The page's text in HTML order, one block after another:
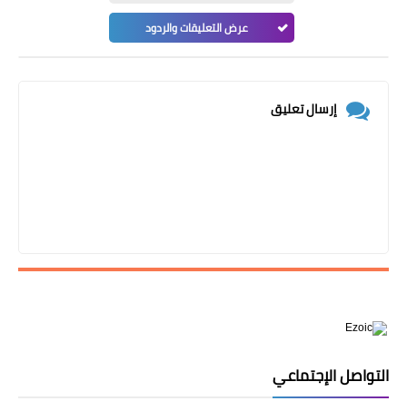
عرض التعليقات والردود
إرسال تعليق
التواصل الإجتماعي